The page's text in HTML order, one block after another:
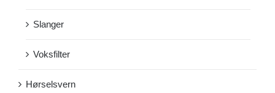
Slanger
Voksfilter
Hørselsvern